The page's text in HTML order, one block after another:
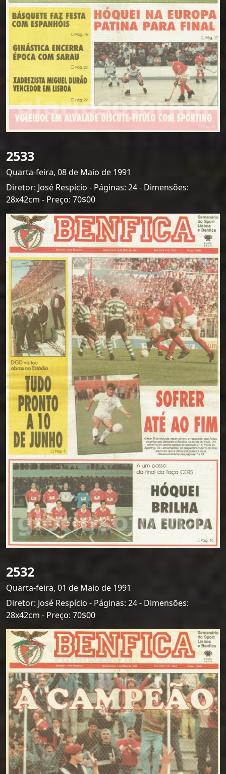
2533
Quarta-feira, 08 de Maio de 1991
Diretor: José Respício - Páginas: 24 - Dimensões:
28x42cm - Preço: 70$00
2532
Quarta-feira, 01 de Maio de 1991
Diretor: José Respício - Páginas: 24 - Dimensões:
28x42cm - Preço: 70$00